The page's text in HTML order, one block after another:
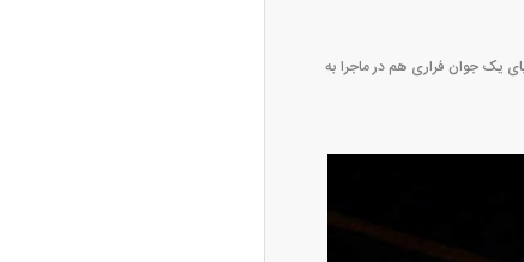
مواجه شدند، در حالی که ردپای یک جوان فراری هم در ماجرا به
خودرو + جدول